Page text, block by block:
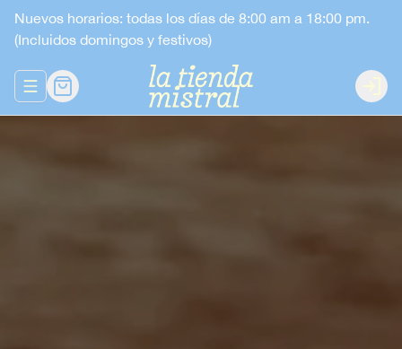
Nuevos horarios: todas los días de 8:00 am a 18:00 pm.
(Incluidos domingos y festivos)
Abrir menu de navegación Login